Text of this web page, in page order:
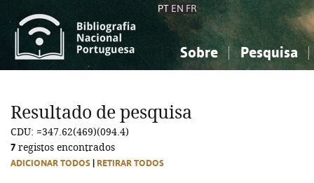
PT EN FR
Sobre Pesquisa
Ciências sociais...
Ciências sociais...
Resultado de pesquisa
CDU: =347.62(469)(094.4)
7 registos encontrados
ADICIONAR TODOS RETIRAR TODOS